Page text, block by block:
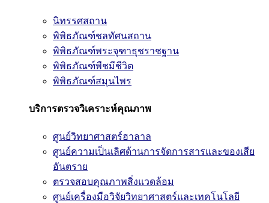
นิทรรศสถาน
พิพิธภัณฑ์ชลทัศนสถาน
พิพิธภัณฑ์พระจุฑาธุชราชฐาน
พิพิธภัณฑ์พืชมีชีวิต
พิพิธภัณฑ์สมุนไพร
บริการตรวจวิเคราะห์คุณภาพ
ศูนย์วิทยาศาสตร์ฮาลาล
ศูนย์ความเป็นเลิศด้านการจัดการสารและของเสีย
อันตราย
ตรวจสอบคุณภาพสิ่งแวดล้อม
ศูนย์เครื่องมือวิจัยวิทยาศาสตร์และเทคโนโลยี